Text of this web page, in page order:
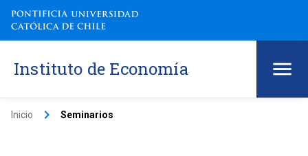
Instituto de Economía
Inicio keyboard_arrow_right Seminarios